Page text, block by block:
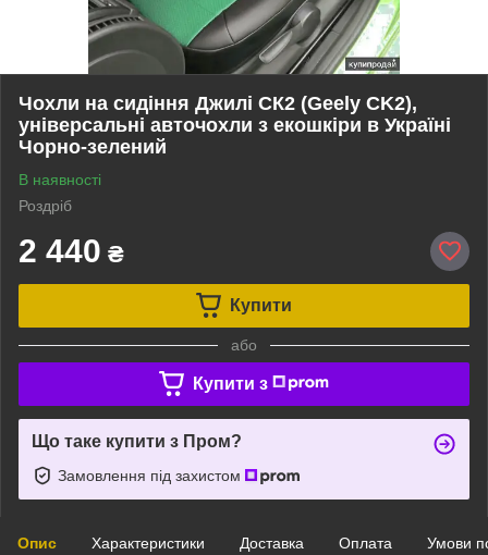
Чохли на сидіння Джилі СК2 (Geely CK2),
універсальні авточохли з екошкіри в Україні
Чорно-зелений
В наявності
Роздріб
2 440 ₴
Купити
або
Купити з
Що таке купити з Пром?
Замовлення під захистом
Опис Характеристики Доставка Оплата Умови